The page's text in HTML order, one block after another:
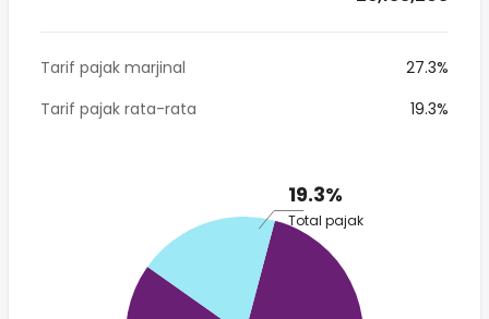
Tarif pajak marjinal
27.3%
Tarif pajak rata-rata
19.3%
19.3%
Total pajak